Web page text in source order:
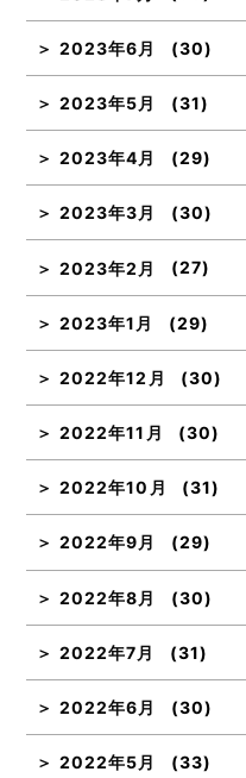
2023年6月 (30)
2023年5月 (31)
2023年4月 (29)
2023年3月 (30)
2023年2月 (27)
2023年1月 (29)
2022年12月 (30)
2022年11月 (30)
2022年10月 (31)
2022年9月 (29)
2022年8月 (30)
2022年7月 (31)
2022年6月 (30)
2022年5月 (33)